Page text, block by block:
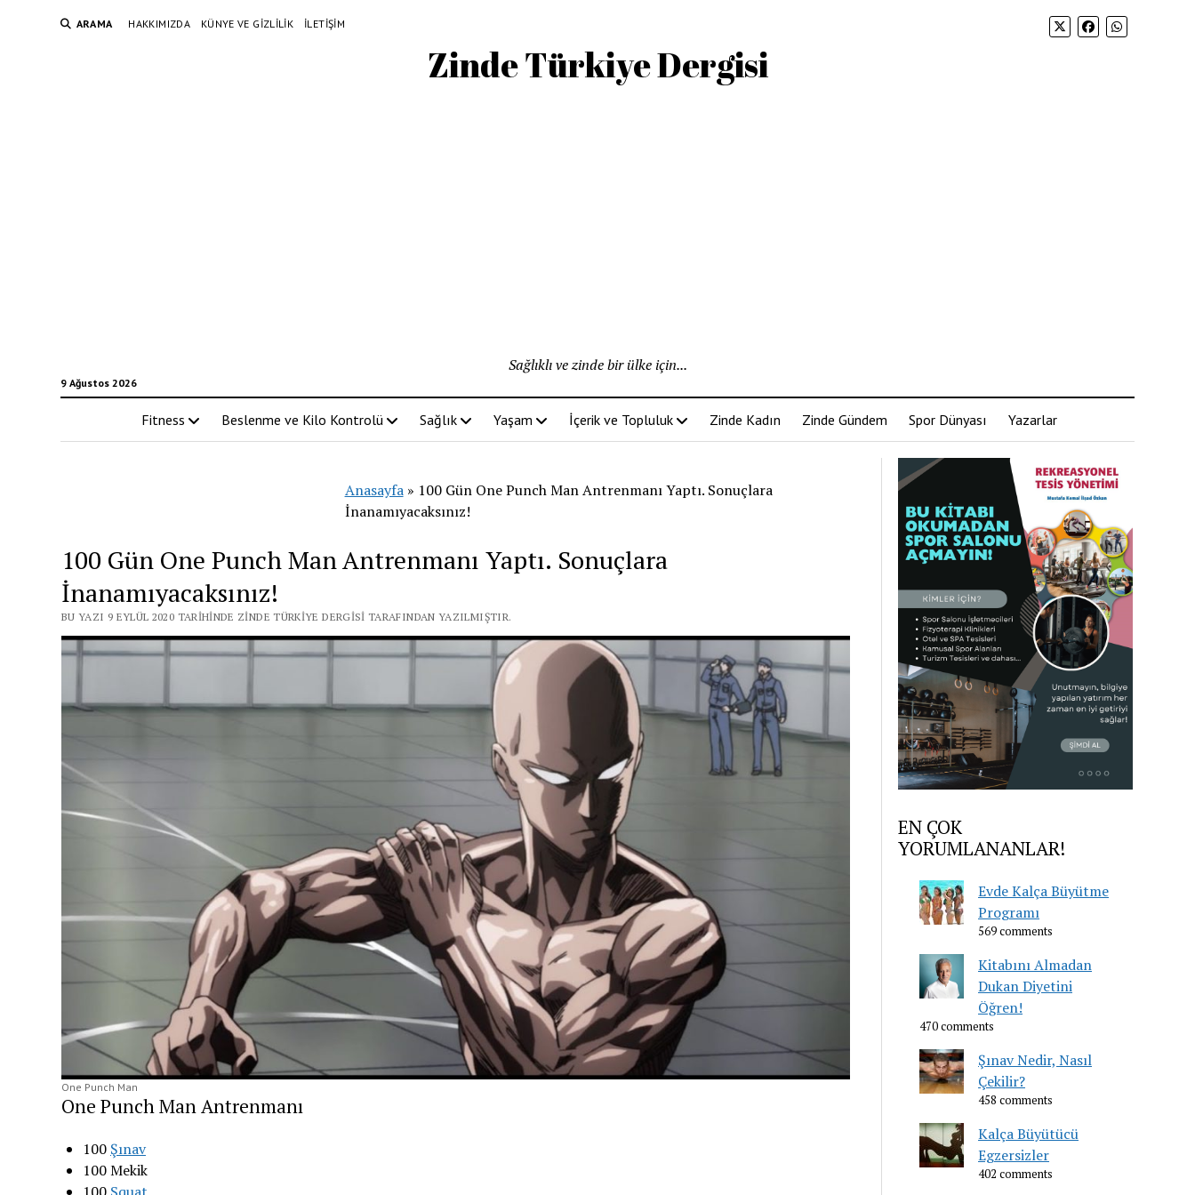
ARAMA HAKKIMIZDA KÜNYE VE GIZLILIK İLETIŞIM
Zinde Türkiye Dergisi
9 Ağustos 2026
Sağlıklı ve zinde bir ülke için...
Fitness Beslenme ve Kilo Kontrolü Sağlık Yaşam İçerik ve Topluluk Zinde Kadın Zinde Gündem Spor Dünyası Yazarlar
Anasayfa» 100 Gün One Punch Man Antrenmanı Yaptı. Sonuçlara
İnanamıyacaksınız!
100 Gün One Punch Man Antrenmanı Yaptı. Sonuçlara
İnanamıyacaksınız!
BU YAZI 9 EYLÜL 2020 TARIHINDE ZINDE TÜRKIYE DERGISI TARAFINDAN YAZILMIŞTIR.
One Punch Man
One Punch Man Antrenmanı
100 Şınav
100 Mekik
EN ÇOK
YORUMLANANLAR!
Evde Kalça Büyütme
Programı
569 comments
Kitabını Almadan
Dukan Diyetini
Öğren!
470 comments
Şınav Nedir, Nasıl
Çekilir?
458 comments
Kalça Büyütücü
Egzersizler
402 comments